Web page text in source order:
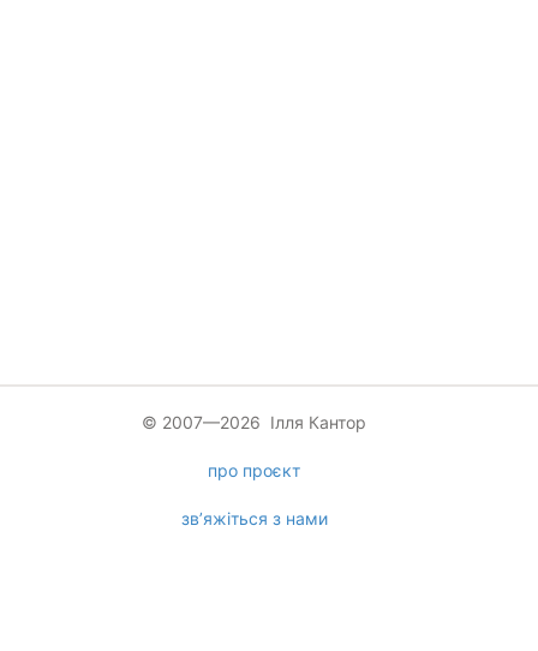
© 2007—2026 Ілля Кантор
про проєкт
зв’яжіться з нами